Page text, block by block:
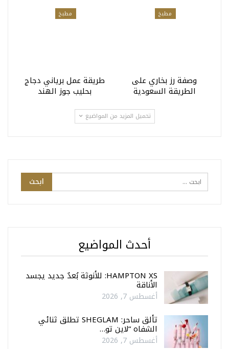
مطبخ
وصفة رز بخاري على
الطريقة السعودية
مطبخ
طريقة عمل برياني دجاج
بحليب جوز الهند
تحميل المزيد من المواضيع
أحدث المواضيع
HAMPTON XS: للأنوثة بُعدٌ جديد يجسد
الأناقة
أغسطس 7, 2026
تألق ساحر: SHEGLAM تطلق ثنائي
الشفاه “لاين تو…
أغسطس 7, 2026